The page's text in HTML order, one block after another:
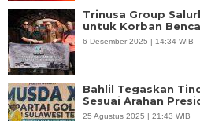
Trinusa Group
untuk Korban
6 Desember 2025 | 14:34 WIB
Bahlil Tegaskan
Sesuai Arahan
25 Agustus 2025 | 21:43 WIB